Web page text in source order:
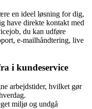
en ideel løsning for dig,
have direkte kontakt med
du kan udføre
e-mailhåndtering, live
i kundeservice
arbejdstider, hvilket gør
miljø og undgå